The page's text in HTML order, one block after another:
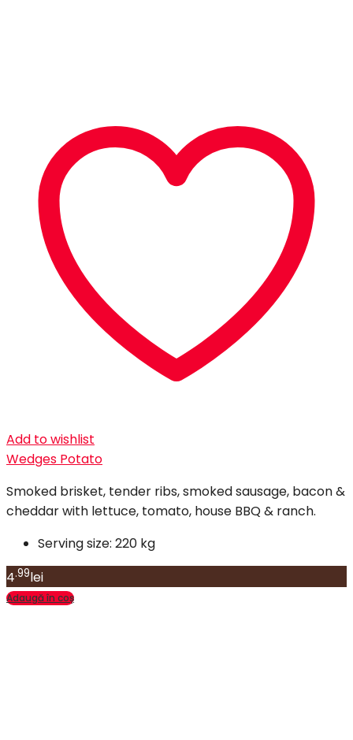
Add to wishlist
Wedges Potato
Smoked brisket, tender ribs, smoked sausage, bacon &
cheddar with lettuce, tomato, house BBQ & ranch.
Serving size: 220 kg
4.99lei
Adaugă în coș